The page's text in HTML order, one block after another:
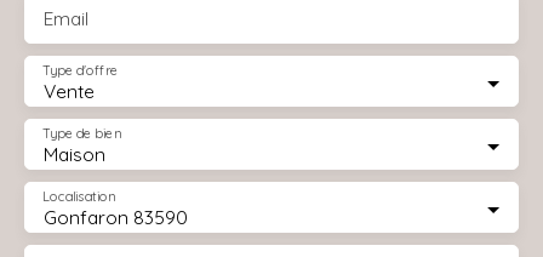
Email
Vente
Type d'offre
Maison
Type de bien
Gonfaron 83590
Localisation